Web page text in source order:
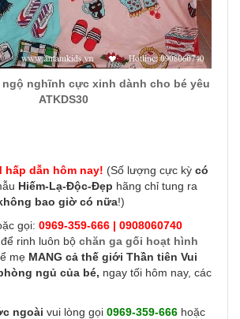
ngộ nghĩnh cực xinh dành cho bé yêu
ATKDS30
hấp dẫn hôm nay! (Số lượng cực kỳ có
Hiếm-Lạ-Độc-Đẹp hãng chỉ tung ra
bao giờ có nữa!)
gọi: 0969-359-666 | 0908060740
rinh luôn bộ chăn ga gối hoạt hình
mẹ MANG cả thế giới Thần tiên Vui
ngủ của bé, ngay tối hôm nay, các
ngoài vui lòng gọi 0969-359-666 hoặc